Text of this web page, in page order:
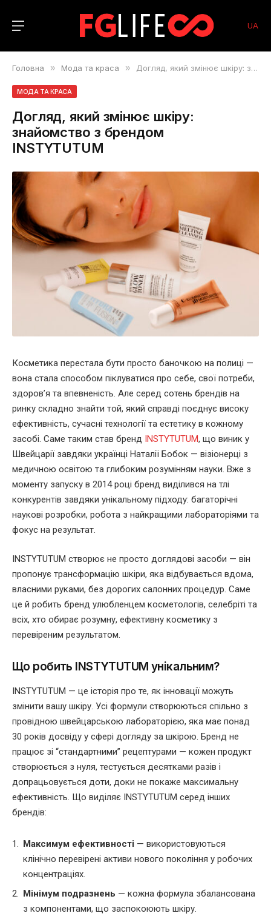
UA
Головна » Мода та краса » Догляд, який змінює шкіру: знайомство з брендом INSTYTUTUM
МОДА ТА КРАСА
Догляд, який змінює шкіру:
знайомство з брендом
INSTYTUTUM
Косметика перестала бути просто баночкою на полиці —
вона стала способом піклуватися про себе, свої потреби,
здоров’я та впевненість. Але серед сотень брендів на
ринку складно знайти той, який справді поєднує високу
ефективність, сучасні технології та естетику в кожному
засобі. Саме таким став бренд INSTYTUTUM, що виник у
Швейцарії завдяки українці Наталії Бобок — візіонерці з
медичною освітою та глибоким розумінням науки. Вже з
моменту запуску в 2014 році бренд виділився на тлі
конкурентів завдяки унікальному підходу: багаторічні
наукові розробки, робота з найкращими лабораторіями та
фокус на результат.
INSTYTUTUM створює не просто доглядові засоби — він
пропонує трансформацію шкіри, яка відбувається вдома,
власними руками, без дорогих салонних процедур. Саме
це й робить бренд улюбленцем косметологів, селебріті та
всіх, хто обирає розумну, ефективну косметику з
перевіреним результатом.
Що робить INSTYTUTUM унікальним?
INSTYTUTUM — це історія про те, як інновації можуть
змінити вашу шкіру. Усі формули створюються спільно з
провідною швейцарською лабораторією, яка має понад
30 років досвіду у сфері догляду за шкірою. Бренд не
працює зі “стандартними” рецептурами — кожен продукт
створюється з нуля, тестується десятками разів і
допрацьовується доти, доки не покаже максимальну
ефективність. Що виділяє INSTYTUTUM серед інших
брендів:
Максимум ефективності — використовуються
клінічно перевірені активи нового покоління у робочих
концентраціях.
Мінімум подразнень — кожна формула збалансована
з компонентами, що заспокоюють шкіру.